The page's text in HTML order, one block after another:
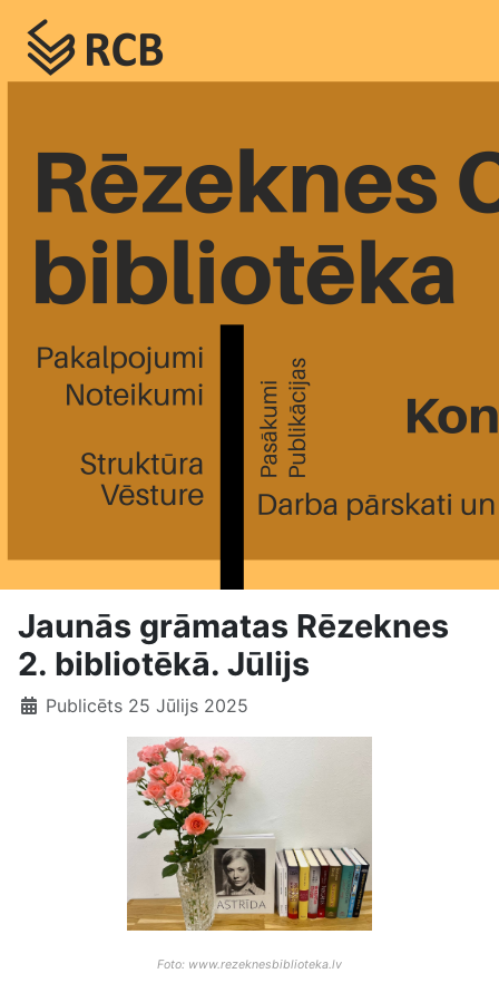
Jaunās grāmatas Rēzeknes
2. bibliotēkā. Jūlijs
Publicēts 25 Jūlijs 2025
Foto: www.rezeknesbiblioteka.lv